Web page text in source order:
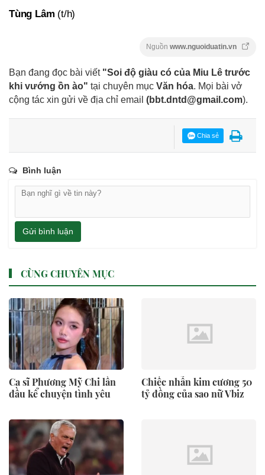
Tùng Lâm (t/h)
Nguồn www.nguoiduatin.vn
Bạn đang đọc bài viết "Soi độ giàu có của Miu Lê trước
khi vướng ồn ào" tại chuyên mục Văn hóa. Mọi bài vở
cộng tác xin gửi về địa chỉ email (bbt.dntd@gmail.com).
Chia sẻ
Bình luận
Gửi bình luận
CÙNG CHUYÊN MỤC
Ca sĩ Phương Mỹ Chi lần
đầu kể chuyện tình yêu
Chiếc nhẫn kim cương 50
tỷ đồng của sao nữ Vbiz